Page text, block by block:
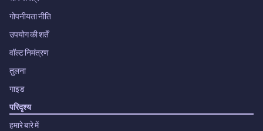
गोपनीयता नीति
उपयोग की शर्तें
वॉल्ट निमंत्रण
तुलना
गाइड
परिदृश्य
हमारे बारे में